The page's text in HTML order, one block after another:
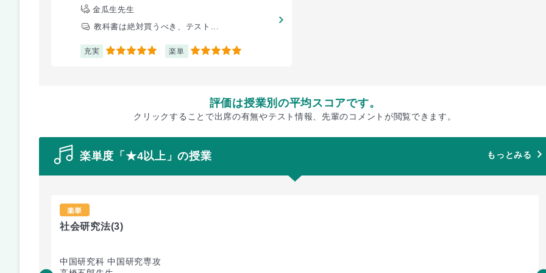
金瓜生先生
教科書は絶対買うべき、テスト...
充実 5 楽単 5
評価は授業別の平均スコアです。
クリックすることで出席の有無やテスト情報、先輩のコメントが閲覧できます。
楽単度「★4以上」の授業 もっとみる
楽単
社会研究法(3)
中国研究科 中国研究専攻